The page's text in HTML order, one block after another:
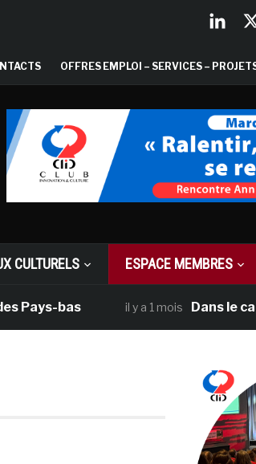
OFFRES EMPLOI – SERVICES –
CULTURELS ESPACE MEMBRES
bas il y a 1 mois Dans le cadre